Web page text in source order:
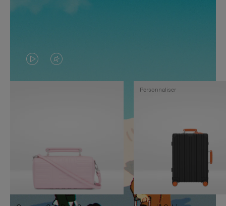
LA
VIDÉO
PAUSE,
APPUYEZ
SUR
LE
SON
DÉSACTIVÉ.
VEUILLEZ
Personnaliser